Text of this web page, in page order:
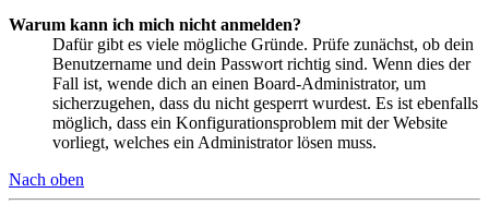
Warum kann ich mich nicht anmelden?
Dafür gibt es viele mögliche Gründe. Prüfe zunächst, ob dein
Benutzername und dein Passwort richtig sind. Wenn dies der
Fall ist, wende dich an einen Board-Administrator, um
sicherzugehen, dass du nicht gesperrt wurdest. Es ist ebenfalls
möglich, dass ein Konfigurationsproblem mit der Website
vorliegt, welches ein Administrator lösen muss.
Nach oben